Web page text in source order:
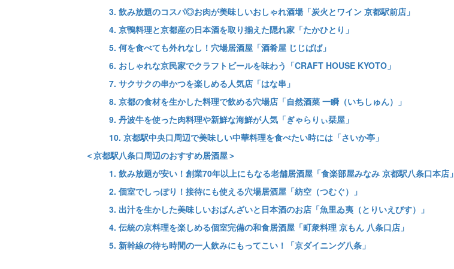
3. 飲み放題のコスパ◎お肉が美味しいおしゃれ酒場「炭火とワイン 京都駅前店」
4. 京鴨料理と京都産の日本酒を取り揃えた隠れ家「たかひとり」
5. 何を食べても外れなし！穴場居酒屋「酒肴屋 じじばば」
6. おしゃれな京民家でクラフトビールを味わう「CRAFT HOUSE KYOTO」
7. サクサクの串かつを楽しめる人気店「はな串」
8. 京都の食材を生かした料理で飲める穴場店「自然酒菜 一瞬（いちしゅん）」
9. 丹波牛を使った肉料理や新鮮な海鮮が人気「ぎゃらりぃ栞屋」
10. 京都駅中央口周辺で美味しい中華料理を食べたい時には「さいか亭」
＜京都駅八条口周辺のおすすめ居酒屋＞
1. 飲み放題が安い！創業70年以上にもなる老舗居酒屋「食楽部屋みなみ 京都駅八条口本店」
2. 個室でしっぽり！接待にも使える穴場居酒屋「紡空（つむぐ）」
3. 出汁を生かした美味しいおばんざいと日本酒のお店「魚里ゐ夷（とりいえびす）」
4. 伝統の京料理を楽しめる個室完備の和食居酒屋「町衆料理 京もん 八条口店」
5. 新幹線の待ち時間の一人飲みにもってこい！「京ダイニング八条」